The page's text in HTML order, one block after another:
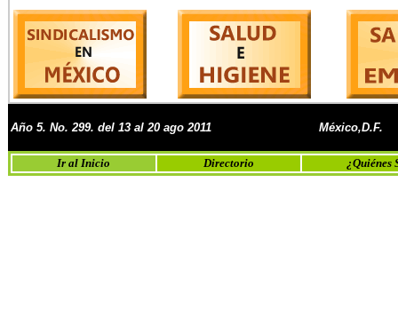
Año 5. No. 299. del 13 al 20 ago 2011 México,D.F.
Ir al Inicio Directorio ¿Quiénes